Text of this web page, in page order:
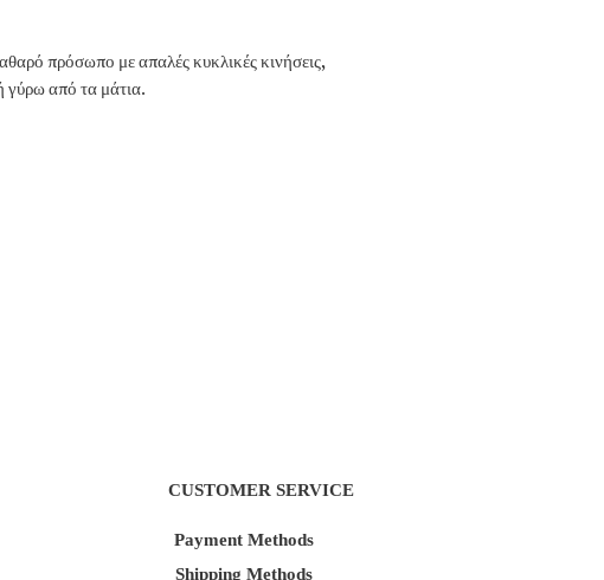
πρόσωπο με απαλές κυκλικές κινήσεις,
γύρω από τα μάτια.
CUSTOMER SERVICE
Payment Methods
Shipping Methods